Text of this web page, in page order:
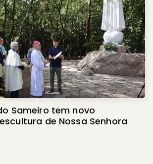
Sameiro tem novo
de Nossa Senhora